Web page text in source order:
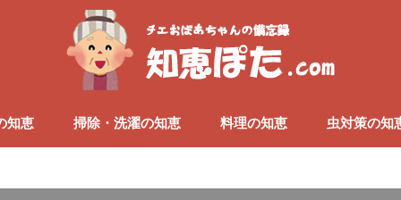
知恵 掃除・洗濯の知恵 料理の知恵 虫対策の知